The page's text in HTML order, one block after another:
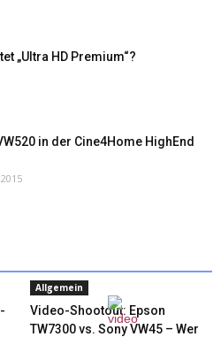
„Ultra HD Premium“?
in der Cine4Home HighEnd
Allgemein
Video-Shootout: Epson
TW7300 vs. Sony VW45 – Wer